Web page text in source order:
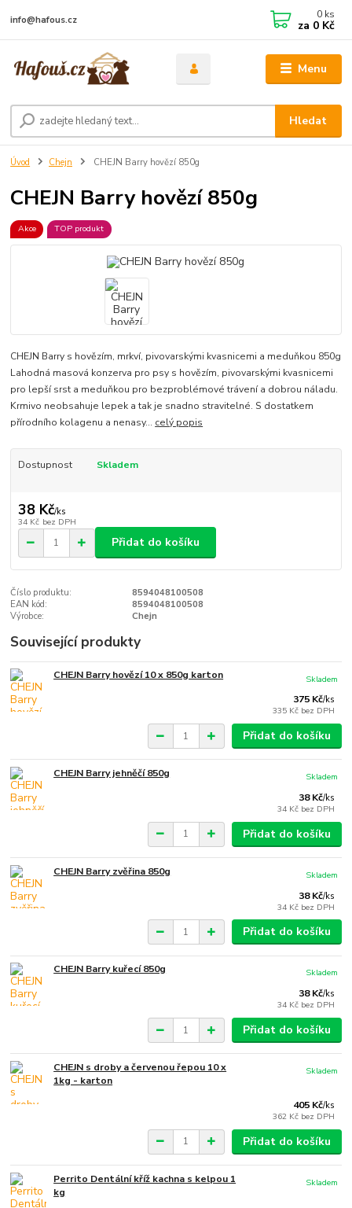
Menu
Hledat
info@hafous.cz 0 ks
za 0 Kč
Úvod Chejn CHEJN Barry hovězí 850g
CHEJN Barry hovězí 850g
Akce TOP produkt
CHEJN Barry s hovězím, mrkví, pivovarskými kvasnicemi a meduňkou 850g
Lahodná masová konzerva pro psy s hovězím, pivovarskými kvasnicemi
pro lepší srst a meduňkou pro bezproblémové trávení a dobrou náladu.
Krmivo neobsahuje lepek a tak je snadno stravitelné. S dostatkem
přírodního kolagenu a nenasy... celý popis
Dostupnost Skladem
38 Kč/ks
34 Kč bez DPH
Přidat do košíku
Číslo produktu:
8594048100508
EAN kód:
8594048100508
Výrobce:
Chejn
Související produkty
CHEJN Barry hovězí 10 x 850g karton
375 Kč/ks
335 Kč bez DPH
Skladem
Přidat do košíku
CHEJN Barry jehněčí 850g
38 Kč/ks
34 Kč bez DPH
Skladem
Přidat do košíku
CHEJN Barry zvěřina 850g
38 Kč/ks
34 Kč bez DPH
Skladem
Přidat do košíku
CHEJN Barry kuřecí 850g
38 Kč/ks
34 Kč bez DPH
Skladem
Přidat do košíku
CHEJN s droby a červenou řepou 10 x
1kg - karton
405 Kč/ks
362 Kč bez DPH
Skladem
Přidat do košíku
Perrito Dentální kříž kachna s kelpou 1
kg
Skladem